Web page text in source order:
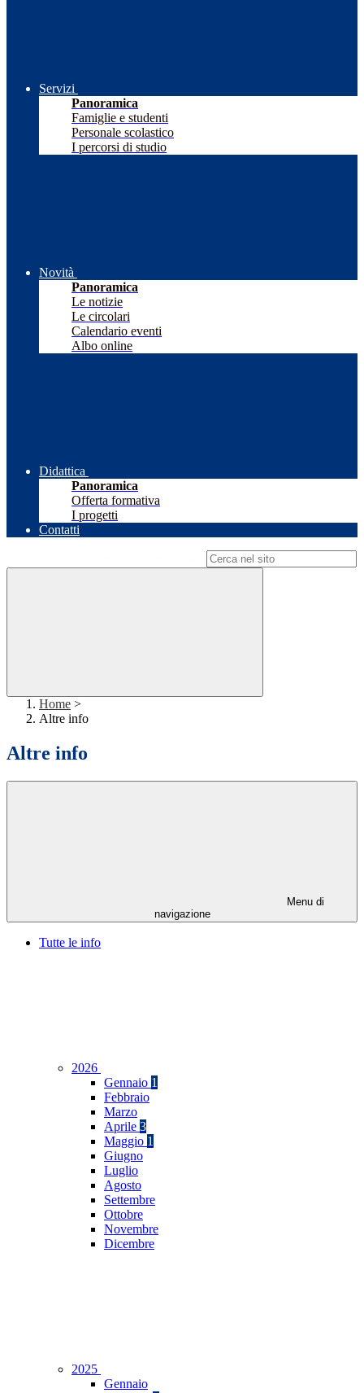
Servizi
Panoramica
Famiglie e studenti
Personale scolastico
I percorsi di studio
Novità
Panoramica
Le notizie
Le circolari
Calendario eventi
Albo online
Didattica
Panoramica
Offerta formativa
I progetti
Contatti
Home >
Altre info
Altre info
Menu di
navigazione
Tutte le info
2026
Gennaio 1
Febbraio
Marzo
Aprile 3
Maggio 1
Giugno
Luglio
Agosto
Settembre
Ottobre
Novembre
Dicembre
2025
Gennaio